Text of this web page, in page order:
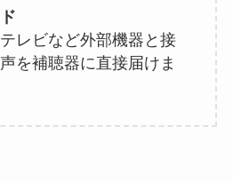
レビなど外部機器と接
を補聴器に直接届けま